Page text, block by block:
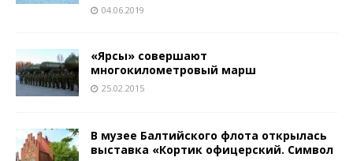
04.06.2019
«Ярсы» совершают
многокилометровый марш
25.02.2015
В музее Балтийского флота открылась
выставка «Кортик офицерский. Символ